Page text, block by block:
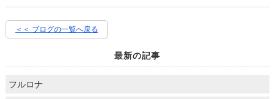
＜＜ ブログの一覧へ戻る
最新の記事
フルロナ